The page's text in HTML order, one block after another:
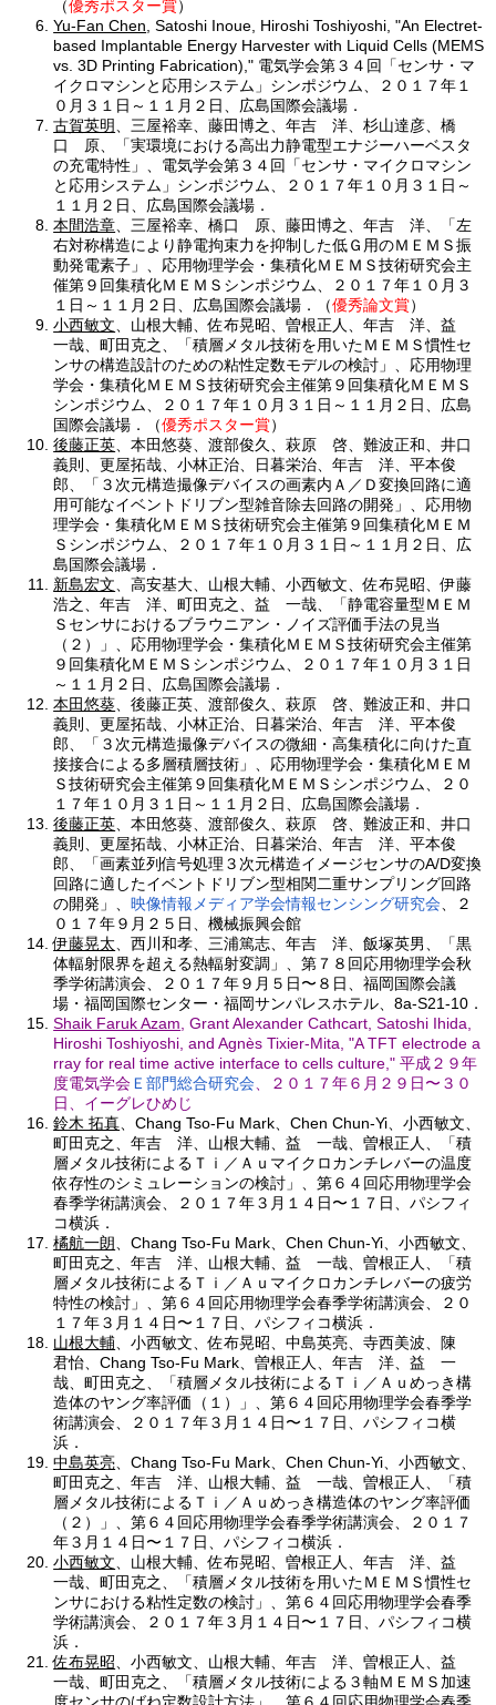
（優秀ポスター賞）
Yu-Fan Chen , Satoshi Inoue, Hiroshi Toshiyoshi, "An Electret-
based Implantable Energy Harvester with Liquid Cells (MEMS
vs. 3D Printing Fabrication)," 電気学会第３４回「センサ・マ
イクロマシンと応用システム」シンポジウム、２０１７年１
０月３１日～１１月２日、広島国際会議場．
古賀英明
、三屋裕幸、藤田博之、年吉 洋、杉山達彦、橋
口 原、「実環境における高出力静電型エナジーハーベスタ
の充電特性」、電気学会第３４回「センサ・マイクロマシン
と応用システム」シンポジウム、２０１７年１０月３１日～
１１月２日、広島国際会議場．
本間浩章 、三屋裕幸、橋口 原、藤田博之、年吉 洋、「左
右対称構造により静電拘束力を抑制した低Ｇ用のＭＥＭＳ振
動発電素子」、応用物理学会・集積化ＭＥＭＳ技術研究会主
催第９回集積化ＭＥＭＳシンポジウム、２０１７年１０月３
１日～１１月２日、広島国際会議場．（優秀論文賞）
小西敏文 、山根大輔、佐布晃昭、曽根正人、年吉 洋、益
一哉、町田克之、「積層メタル技術を用いたＭＥＭＳ慣性セ
ンサの構造設計のための粘性定数モデルの検討」、応用物理
学会・集積化ＭＥＭＳ技術研究会主催第９回集積化ＭＥＭＳ
シンポジウム、２０１７年１０月３１日～１１月２日、広島
国際会議場．（優秀ポスター賞）
後藤正英 、本田悠葵、渡部俊久、萩原 啓、難波正和、井口
義則、更屋拓哉、小林正治、日暮栄治、年吉 洋、平本俊
郎、「３次元構造撮像デバイスの画素内Ａ／Ｄ変換回路に適
用可能なイベントドリブン型雑音除去回路の開発」、応用物
理学会・集積化ＭＥＭＳ技術研究会主催第９回集積化ＭＥＭ
Ｓシンポジウム、２０１７年１０月３１日～１１月２日、広
島国際会議場．
新島宏文 、高安基大、山根大輔、小西敏文、佐布晃昭、伊藤
浩之、年吉 洋、町田克之、益 一哉、「静電容量型ＭＥＭ
Ｓセンサにおけるブラウニアン・ノイズ評価手法の見当
（２）」、応用物理学会・集積化ＭＥＭＳ技術研究会主催第
９回集積化ＭＥＭＳシンポジウム、２０１７年１０月３１日
～１１月２日、広島国際会議場．
本田悠葵 、後藤正英、渡部俊久、萩原 啓、難波正和、井口
義則、更屋拓哉、小林正治、日暮栄治、年吉 洋、平本俊
郎、「３次元構造撮像デバイスの微細・高集積化に向けた直
接接合による多層積層技術」、応用物理学会・集積化ＭＥＭ
Ｓ技術研究会主催第９回集積化ＭＥＭＳシンポジウム、２０
１７年１０月３１日～１１月２日、広島国際会議場．
後藤正英 、本田悠葵、渡部俊久、萩原 啓、難波正和、井口
義則、更屋拓哉、小林正治、日暮栄治、年吉 洋、平本俊
郎、「画素並列信号処理３次元構造イメージセンサのA/D変換
回路に適したイベントドリブン型相関二重サンプリング回路
の開発」、映像情報メディア学会情報センシング研究会 、２
０１７年９月２５日、機械振興会館
伊藤晃太 、西川和孝、三浦篤志、年吉 洋、飯塚英男、「黒
体輻射限界を超える熱輻射変調」、第７８回応用物理学会秋
季学術講演会、２０１７年９月５日〜８日、福岡国際会議
場・福岡国際センター・福岡サンパレスホテル、8a-S21-10．
Shaik Faruk Azam , Grant Alexander Cathcart, Satoshi Ihida,
Hiroshi Toshiyoshi, and Agnès Tixier-Mita, "A TFT electrode a
rray for real time active interface to cells culture," 平成２９年
度電気学会Ｅ部門総合研究会 、２０１７年６月２９日〜３０
日、イーグレひめじ
鈴木 拓真 、Chang Tso-Fu Mark、Chen Chun-Yi、小西敏文、
町田克之、年吉 洋、山根大輔、益 一哉、曽根正人、「積
層メタル技術によるＴｉ／Ａｕマイクロカンチレバーの温度
依存性のシミュレーションの検討」、第６４回応用物理学会
春季学術講演会、２０１７年３月１４日〜１７日、パシフィ
コ横浜．
橘航一朗 、Chang Tso-Fu Mark、Chen Chun-Yi、小西敏文、
町田克之、年吉 洋、山根大輔、益 一哉、曽根正人、「積
層メタル技術によるＴｉ／Ａｕマイクロカンチレバーの疲労
特性の検討」、第６４回応用物理学会春季学術講演会、２０
１７年３月１４日〜１７日、パシフィコ横浜．
山根大輔 、小西敏文、佐布晃昭、中島英亮、寺西美波、陳
君怡、Chang Tso-Fu Mark、曽根正人、年吉 洋、益 一
哉、町田克之、「積層メタル技術によるＴｉ／Ａｕめっき構
造体のヤング率評価（１）」、第６４回応用物理学会春季学
術講演会、２０１７年３月１４日〜１７日、パシフィコ横
浜．
中島英亮 、Chang Tso-Fu Mark、Chen Chun-Yi、小西敏文、
町田克之、年吉 洋、山根大輔、益 一哉、曽根正人、「積
層メタル技術によるＴｉ／Ａｕめっき構造体のヤング率評価
（２）」、第６４回応用物理学会春季学術講演会、２０１７
年３月１４日〜１７日、パシフィコ横浜．
小西敏文 、山根大輔、佐布晃昭、曽根正人、年吉 洋、益
一哉、町田克之、「積層メタル技術を用いたＭＥＭＳ慣性セ
ンサにおける粘性定数の検討」、第６４回応用物理学会春季
学術講演会、２０１７年３月１４日〜１７日、パシフィコ横
浜．
佐布晃昭 、小西敏文、山根大輔、年吉 洋、曽根正人、益
一哉、町田克之、「積層メタル技術による３軸ＭＥＭＳ加速